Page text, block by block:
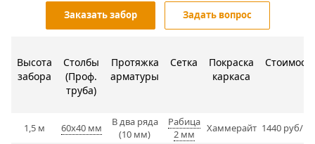
Заказать забор Задать вопрос
Высота
забора
Столбы
(Проф.
труба)
Протяжка
арматуры
Сетка
Покраска
каркаса
1,5 м 60х40 мм
В два ряда
(10 мм)
Рабица
2 мм
Хаммерайт 1440 руб/